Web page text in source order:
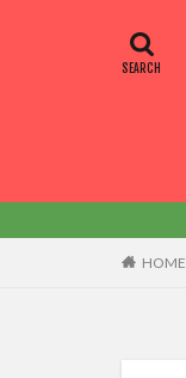
HOME